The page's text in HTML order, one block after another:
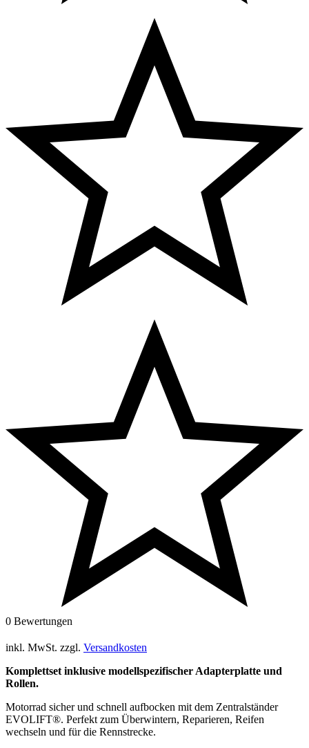
0 Bewertungen
inkl. MwSt. zzgl. Versandkosten
Komplettset inklusive modellspezifischer Adapterplatte und
Rollen.
Motorrad sicher und schnell aufbocken mit dem Zentralständer
EVOLIFT®. Perfekt zum Überwintern, Reparieren, Reifen
wechseln und für die Rennstrecke.